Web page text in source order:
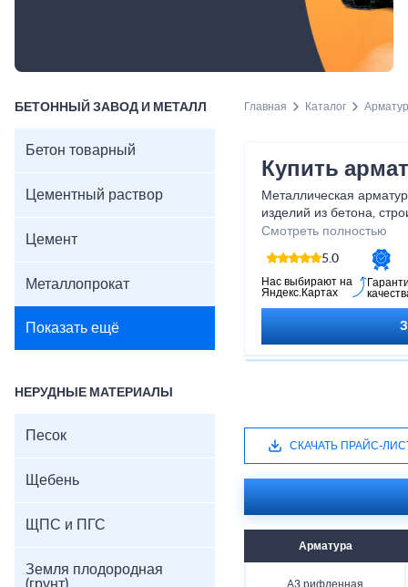
БЕТОННЫЙ ЗАВОД И МЕТАЛЛ
Бетон товарный
Цементный раствор
Цемент
Металлопрокат
Показать ещё
НЕРУДНЫЕ МАТЕРИАЛЫ
Песок
Щебень
ЩПС и ПГС
Земля плодородная
Главная Каталог
Купить
Металлическая
изделий из бетона,
фундамента, стен
диаметр, сечение,
сотрудничеству
на выгодных условиях.
Смотреть полностью
5.0
Нас выбирают на
Яндекс.Картах
СКАЧАТЬ ПРАЙС-
Арматура
А3 рифленная